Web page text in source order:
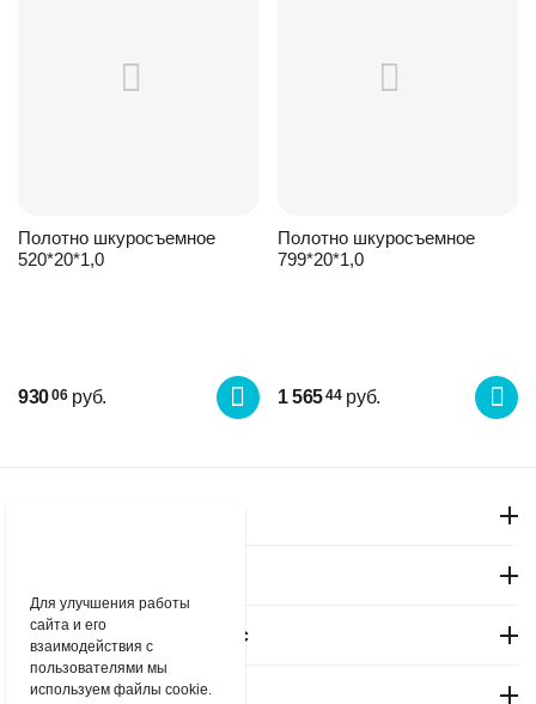
Полотно шкуросъемное
520*20*1,0
93006 руб.
Полотно шкуросъемное
799*20*1,0
1 56544 руб.
Покупательский сервис
Контакты
Для улучшения работы
сайта и его
взаимодействия с
пользователями мы
используем файлы cookie.